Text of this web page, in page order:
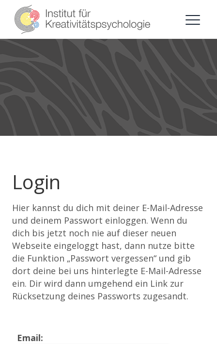
Login
Hier kannst du dich mit deiner E-Mail-Adresse
und deinem Passwort einloggen. Wenn du
dich bis jetzt noch nie auf dieser neuen
Webseite eingeloggt hast, dann nutze bitte
die Funktion „Passwort vergessen“ und gib
dort deine bei uns hinterlegte E-Mail-Adresse
ein. Dir wird dann umgehend ein Link zur
Rücksetzung deines Passworts zugesandt.
Email: